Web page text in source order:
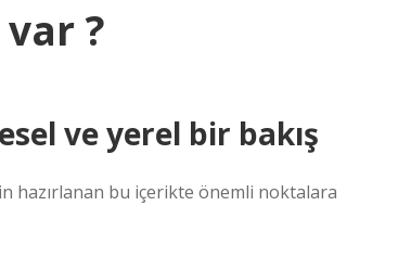
?
ve yerel bir bakış
hazırlanan bu içerikte önemli noktalara